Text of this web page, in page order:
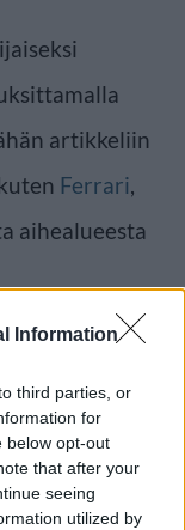
Information
third parties, or
for
below opt-out
that after your
seeing
utilized by
artikkeliin
Ferrari,
aihealueesta